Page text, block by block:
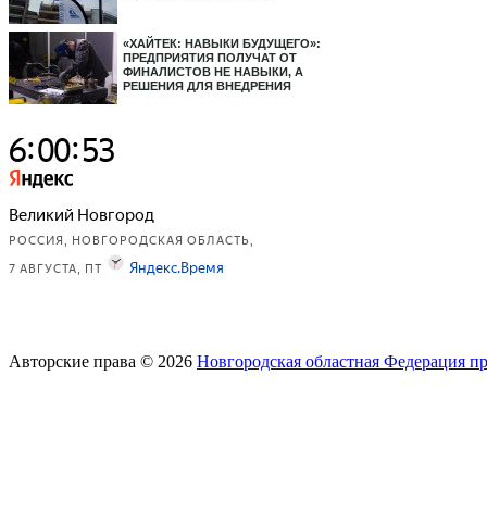
«ХАЙТЕК: НАВЫКИ БУДУЩЕГО»:
ПРЕДПРИЯТИЯ ПОЛУЧАТ ОТ
ФИНАЛИСТОВ НЕ НАВЫКИ, А
РЕШЕНИЯ ДЛЯ ВНЕДРЕНИЯ
Авторские права © 2026 Новгородская областная Федерация